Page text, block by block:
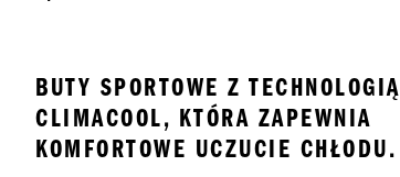
BUTY SPORTOWE Z TECHNOLOGIĄ
CLIMACOOL, KTÓRA ZAPEWNIA
KOMFORTOWE UCZUCIE CHŁODU.